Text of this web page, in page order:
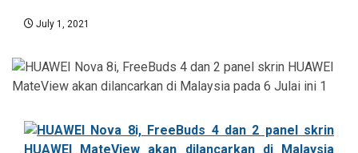
July 1, 2021